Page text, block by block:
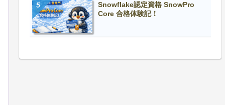
Snowflake認定資格 SnowPro
Core 合格体験記！